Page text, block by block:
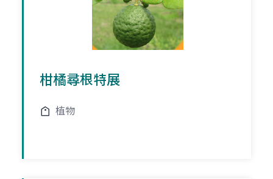
柑橘尋根特展
植物